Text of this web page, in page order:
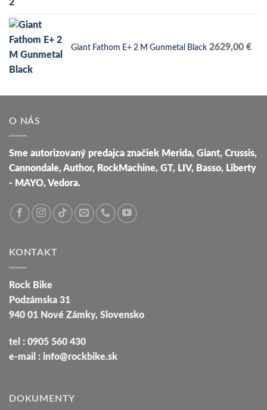
Giant Fathom E+ 2 M Gunmetal Black 2629,00 €
O NÁS
Sme autorizovaný predajca značiek Merida, Giant, Crussis,
Cannondale, Author, RockMachine, GT, LIV, Basso, Liberty
- MAYO, Vedora.
KONTAKT
Rock Bike
Podzámska 31
940 01 Nové Zámky, Slovensko
tel : 0905 560 430
e-mail : info@rockbike.sk
DOKUMENTY